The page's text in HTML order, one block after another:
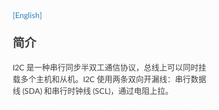
[English]
简介
I2C 是一种串行同步半双工通信协议，总线上可以同时挂
载多个主机和从机。I2C 使用两条双向开漏线：串行数据
线 (SDA) 和串行时钟线 (SCL)，通过电阻上拉。